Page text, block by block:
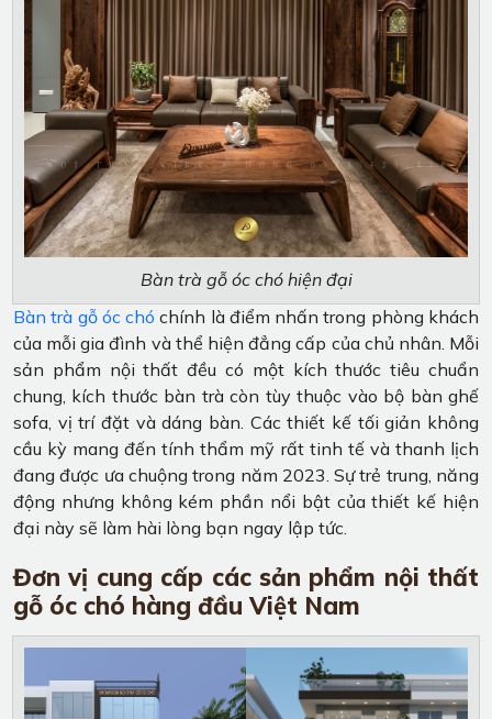
Bàn trà gỗ óc chó hiện đại
Bàn trà gỗ óc chó chính là điểm nhấn trong phòng khách
của mỗi gia đình và thể hiện đẳng cấp của chủ nhân. Mỗi
sản phẩm nội thất đều có một kích thước tiêu chuẩn
chung, kích thước bàn trà còn tùy thuộc vào bộ bàn ghế
sofa, vị trí đặt và dáng bàn. Các thiết kế tối giản không
cầu kỳ mang đến tính thẩm mỹ rất tinh tế và thanh lịch
đang được ưa chuộng trong năm 2023. Sự trẻ trung, năng
động nhưng không kém phần nổi bật của thiết kế hiện
đại này sẽ làm hài lòng bạn ngay lập tức.
Đơn vị cung cấp các sản phẩm nội thất
gỗ óc chó hàng đầu Việt Nam